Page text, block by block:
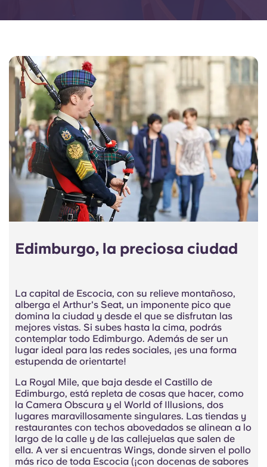
Edimburgo, la preciosa ciudad
La capital de Escocia, con su relieve montañoso,
alberga el Arthur's Seat, un imponente pico que
domina la ciudad y desde el que se disfrutan las
mejores vistas. Si subes hasta la cima, podrás
contemplar todo Edimburgo. Además de ser un
lugar ideal para las redes sociales, ¡es una forma
estupenda de orientarte!
La Royal Mile, que baja desde el Castillo de
Edimburgo, está repleta de cosas que hacer, como
la Camera Obscura y el World of Illusions, dos
lugares maravillosamente singulares. Las tiendas y
restaurantes con techos abovedados se alinean a lo
largo de la calle y de las callejuelas que salen de
ella. A ver si encuentras Wings, donde sirven el pollo
más rico de toda Escocia (¡con docenas de sabores